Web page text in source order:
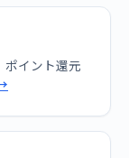
ポイント還元